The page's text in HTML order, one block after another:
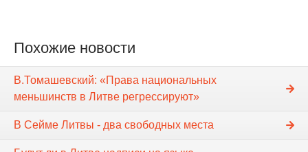
Похожие новости
В.Томашевский: «Права национальных
меньшинств в Литве регрессируют»
В Сейме Литвы - два свободных места